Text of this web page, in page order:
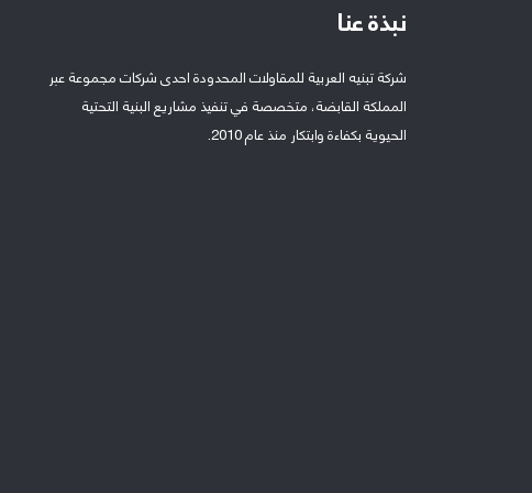
نبذة عنا
شركة تبنيه العربية للمقاولات المحدودة احدى شركات مجموعة عبر
المملكة القابضة، متخصصة في تنفيذ مشاريع البنية التحتية
الحيوية بكفاءة وابتكار منذ عام 2010.